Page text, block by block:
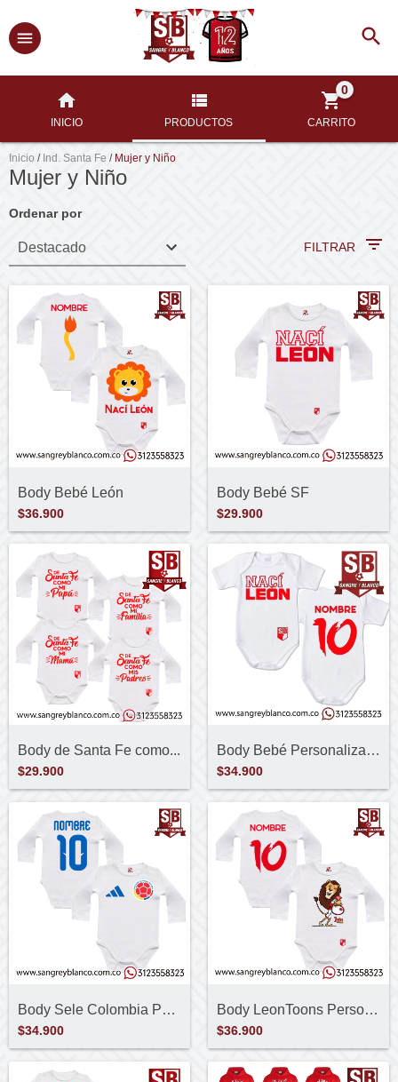
INICIO PRODUCTOS CARRITO
0
Inicio / Ind. Santa Fe / Mujer y Niño
Mujer y Niño
Ordenar por
FILTRAR
Body Bebé León
$36.900
Body Bebé SF
$29.900
Body de Santa Fe como...
$29.900
Body Bebé Personalizado
$34.900
Body Sele Colombia Personalizado
$34.900
Body LeonToons Personalizado
$36.900